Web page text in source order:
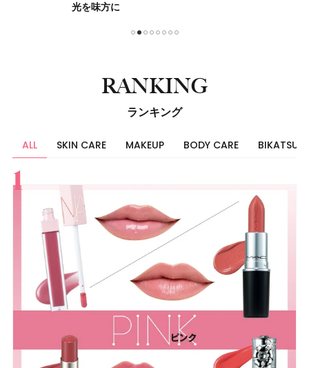
RANKING
ランキング
ALL SKIN CARE MAKEUP BODY CARE BIKATSU
すべて
スキンケア
メイク
ボディケア
美活
ヘア
ライフスタイル
ビューティーズ